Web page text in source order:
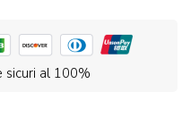
sicuri al 100%